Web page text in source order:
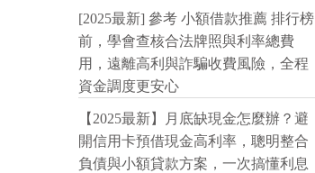
[2025最新] 參考 小額借款推薦 排行榜
前，學會查核合法牌照與利率總費
用，遠離高利與詐騙收費風險，全程
資金調度更安心
【2025最新】月底缺現金怎麼辦？避
開信用卡預借現金高利率，聰明整合
負債與小額貸款方案，一次搞懂利息